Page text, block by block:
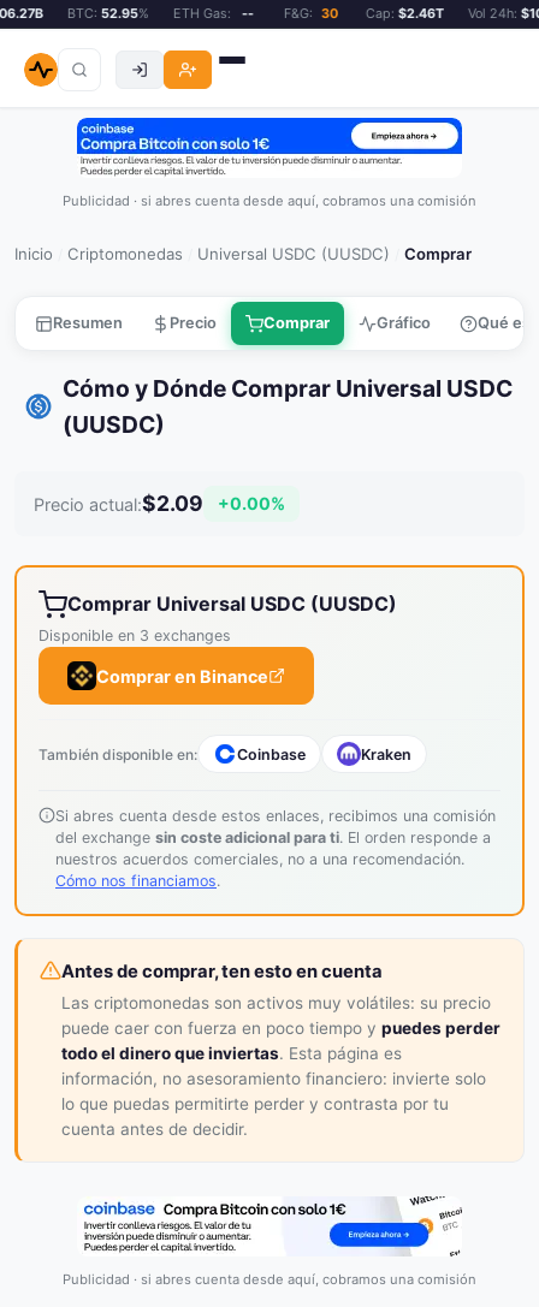
BTC:52.95% ETH Gas: -- F&G: 30 Cap:$2.46T Vol 24h:
Publicidad · si abres cuenta desde aquí, cobramos una comisión
Inicio Criptomonedas Universal USDC (UUSDC) Comprar
Resumen Precio Comprar Gráfico Qué es
Cómo y Dónde Comprar Universal USDC
(UUSDC)
Precio actual:$2.09 +0.00%
Comprar Universal USDC (UUSDC)
Disponible en 3 exchanges
Comprar en Binance
También disponible en: Coinbase Kraken
Si abres cuenta desde estos enlaces, recibimos una comisión
del exchange sin coste adicional para ti. El orden responde a
nuestros acuerdos comerciales, no a una recomendación.
Cómo nos financiamos.
Antes de comprar, ten esto en cuenta
Las criptomonedas son activos muy volátiles: su precio
puede caer con fuerza en poco tiempo y puedes perder
todo el dinero que inviertas. Esta página es
información, no asesoramiento financiero: invierte solo
lo que puedas permitirte perder y contrasta por tu
cuenta antes de decidir.
Publicidad · si abres cuenta desde aquí, cobramos una comisión